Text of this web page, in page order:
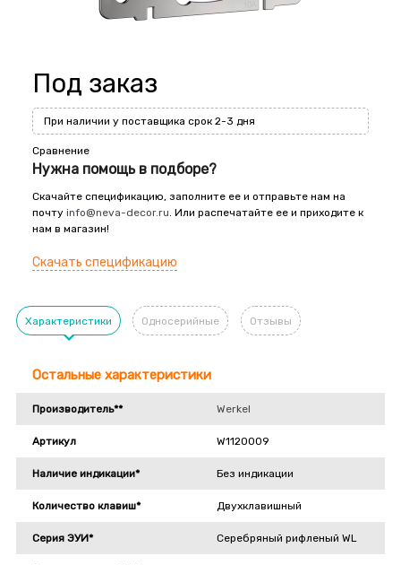
Под заказ
При наличии у поставщика срок 2-3 дня
Сравнение
Нужна помощь в подборе?
Скачайте спецификацию, заполните ее и отправьте нам на
почту info@neva-decor.ru . Или распечатайте ее и приходите к
нам в магазин!
Скачать спецификацию
Характеристики Односерийные Отзывы
Остальные характеристики
Производитель** Werkel
Артикул W1120009
Наличие индикации* Без индикации
Количество клавиш* Двухклавишный
Серия ЭУИ* Серебряный рифленый WL